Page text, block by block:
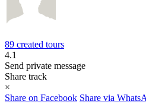
89 created tours
4.1
Send private message
Share track
×
Share on Facebook Share via